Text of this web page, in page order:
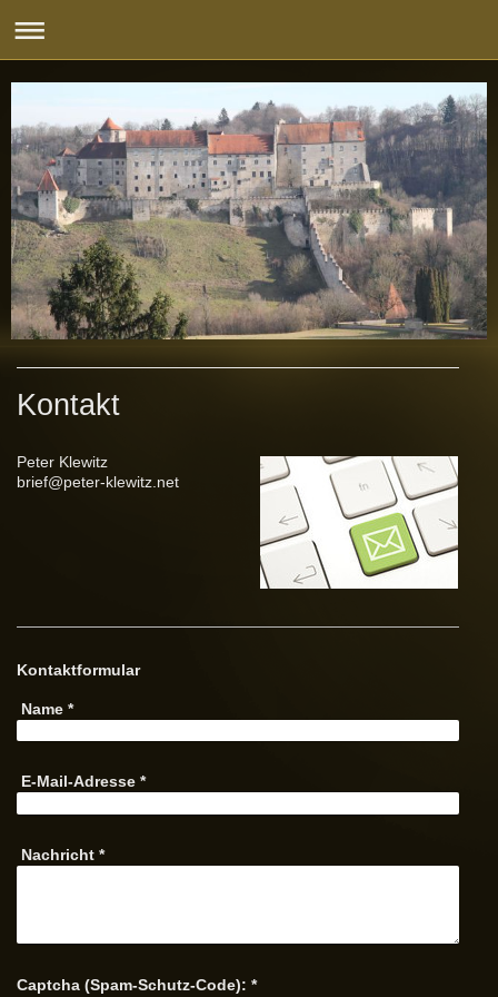
Kontakt
Peter Klewitz
brief@peter-klewitz.net
Kontaktformular
Name*
E-Mail-Adresse*
Nachricht*
Captcha (Spam-Schutz-Code): *